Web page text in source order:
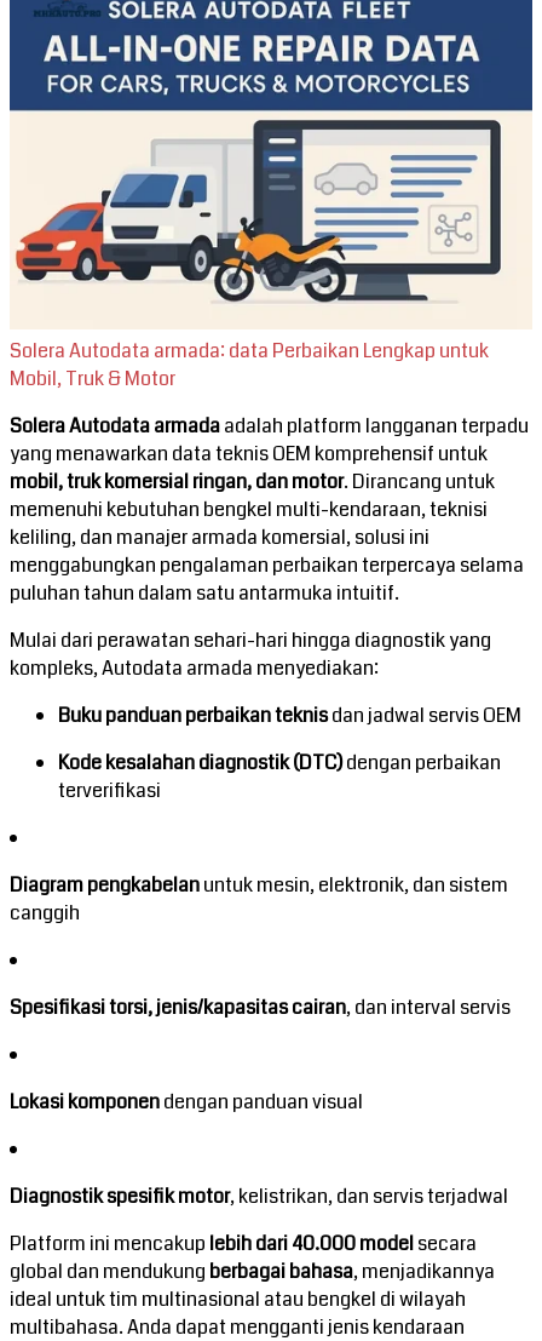
Solera Autodata armada: data Perbaikan Lengkap untuk
Mobil, Truk & Motor
Solera Autodata armadaadalah platform langganan terpadu
yang menawarkan data teknis OEM komprehensif untuk
mobil, truk komersial ringan, dan motor. Dirancang untuk
memenuhi kebutuhan bengkel multi-kendaraan, teknisi
keliling, dan manajer armada komersial, solusi ini
menggabungkan pengalaman perbaikan terpercaya selama
puluhan tahun dalam satu antarmuka intuitif.
Mulai dari perawatan sehari-hari hingga diagnostik yang
kompleks, Autodata armada menyediakan:
Buku panduan perbaikan teknisdan jadwal servis OEM
Kode kesalahan diagnostik (DTC)dengan perbaikan
terverifikasi
Diagram pengkabelanuntuk mesin, elektronik, dan sistem
canggih
Spesifikasi torsi, jenis/kapasitas cairan, dan interval servis
Lokasi komponendengan panduan visual
Diagnostik spesifik motor, kelistrikan, dan servis terjadwal
Platform ini mencakup lebih dari 40.000 modelsecara
global dan mendukung berbagai bahasa, menjadikannya
ideal untuk tim multinasional atau bengkel di wilayah
multibahasa. Anda dapat mengganti jenis kendaraan